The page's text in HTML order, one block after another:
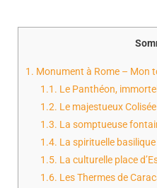
1. Monument à Rome – Mon
1.1. Le Panthéon,
1.2. Le majestueux
1.3. La somptueuse
1.4. La spirituelle
1.5. La culturelle place
1.6. Les Thermes de